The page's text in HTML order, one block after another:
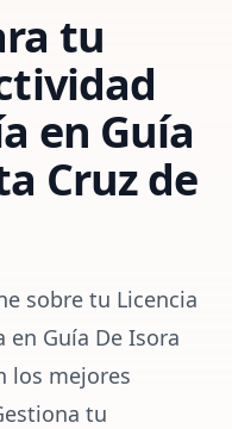
tu
en Guía
Cruz de
sobre tu Licencia
en Guía De Isora
los mejores
tu